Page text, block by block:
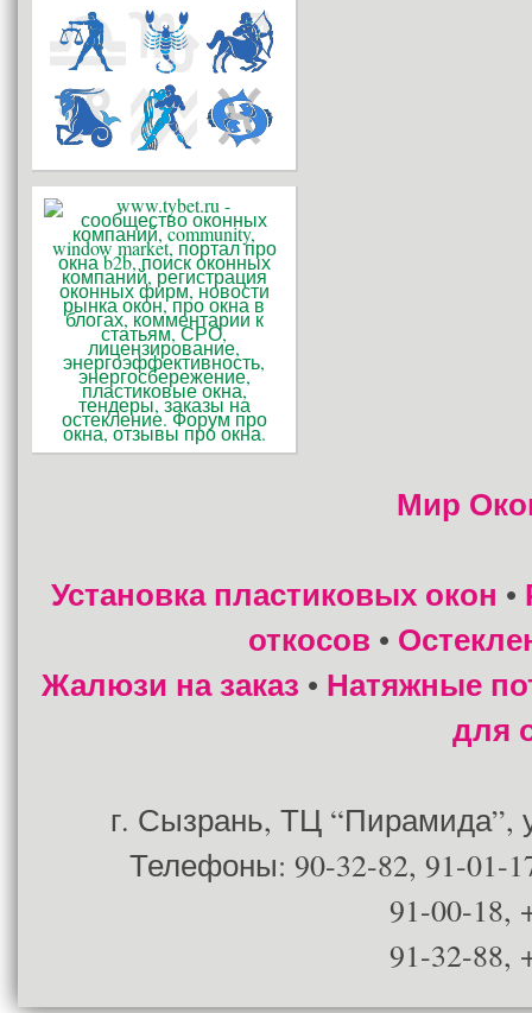
Мир
Установка пластиковых окон •
откосов •
Жалюзи на заказ • Натяжные
для
г. Сызрань, ТЦ “Пирамида”,
Телефоны: 90-32-82, 91-01-
91-00-18,
91-32-88,